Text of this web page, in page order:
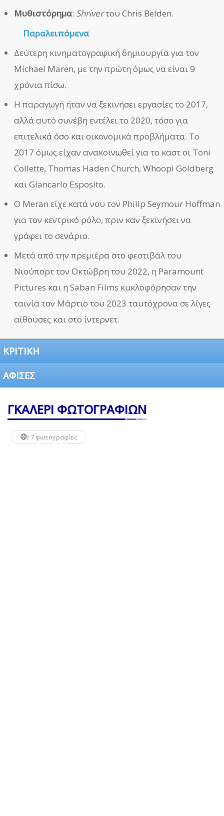
Μυθιστόρημα: Shriverτου Chris Belden.
Παραλειπόμενα
Δεύτερη κινηματογραφική δημιουργία για τον
Michael Maren, με την πρώτη όμως να είναι 9
χρόνια πίσω.
Η παραγωγή ήταν να ξεκινήσει εργασίες το 2017,
αλλά αυτό συνέβη εντέλει το 2020, τόσο για
επιτελικά όσο και οικονομικά προβλήματα. Το
2017 όμως είχαν ανακοινωθεί για το καστ οι Toni
Collette, Thomas Haden Church, Whoopi Goldberg
και Giancarlo Esposito.
Ο Meran είχε κατά νου τον Philip Seymour Hoffman
για τον κεντρικό ρόλο, πριν καν ξεκινήσει να
γράφει το σενάριο.
Μετά από την πρεμιέρα στο φεστιβάλ του
Νιούπορτ τον Οκτώβρη του 2022, η Paramount
Pictures και η Saban Films κυκλοφόρησαν την
ταινία τον Μάρτιο του 2023 ταυτόχρονα σε λίγες
αίθουσες και στο ίντερνετ.
ΚΡΙΤΙΚΗ
ΑΦΙΣΕΣ
ΓΚΑΛΕΡΙ ΦΩΤΟΓΡΑΦΙΩΝ
7 φωτογραφίες